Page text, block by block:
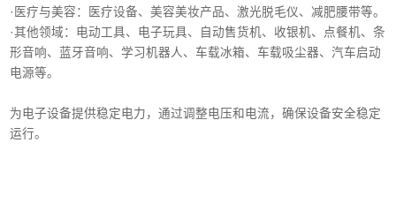
·医疗与美容‌：医疗设备、美容美妆产品、激光脱毛仪、减肥腰带等。
‌·其他领域‌：电动工具、电子玩具、自动售货机、收银机、点餐机、条
形音响、蓝牙音响、学习机器人、车载冰箱、车载吸尘器、汽车启动
电源等。
为电子设备提供稳定电力，通过调整电压和电流，确保设备安全稳定
运行。